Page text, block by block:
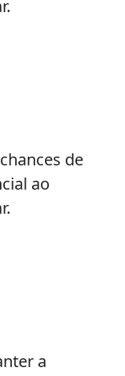
de
ao
a